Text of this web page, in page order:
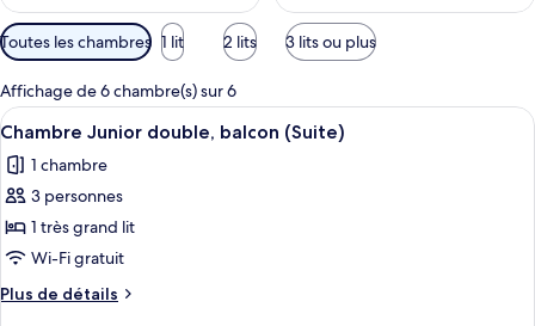
Filtres
disponibles
pour
les
chambres
Toutes les chambres 1 lit 2 lits 3 lits ou plus
Affichage de 6 chambre(s) sur 6
Afficher
toutes
les
photos
pour
ce
type
de
Une chambre d’hôtel avec un
6
Chambre Junior double, balcon (Suite)
1 chambre
3 personnes
1 très grand lit
Wi-Fi gratuit
Plus de détails
Plus